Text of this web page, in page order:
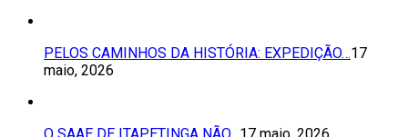
PELOS CAMINHOS DA HISTÓRIA: EXPEDIÇÃO…17
maio, 2026